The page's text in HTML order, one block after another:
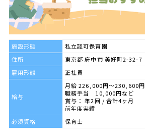
施設形態
私立認可保育園
住所
東京都 府中市 美好町2-32-7
雇用形態
正社員
給与
月給 226,000円～230,600円
職務手当 10,000円など
賞与： 年2回 / 合計4ヶ月
前年度実績
必須資格
保育士